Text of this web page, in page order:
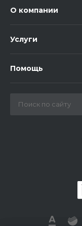
О компании
Услуги
Помощь